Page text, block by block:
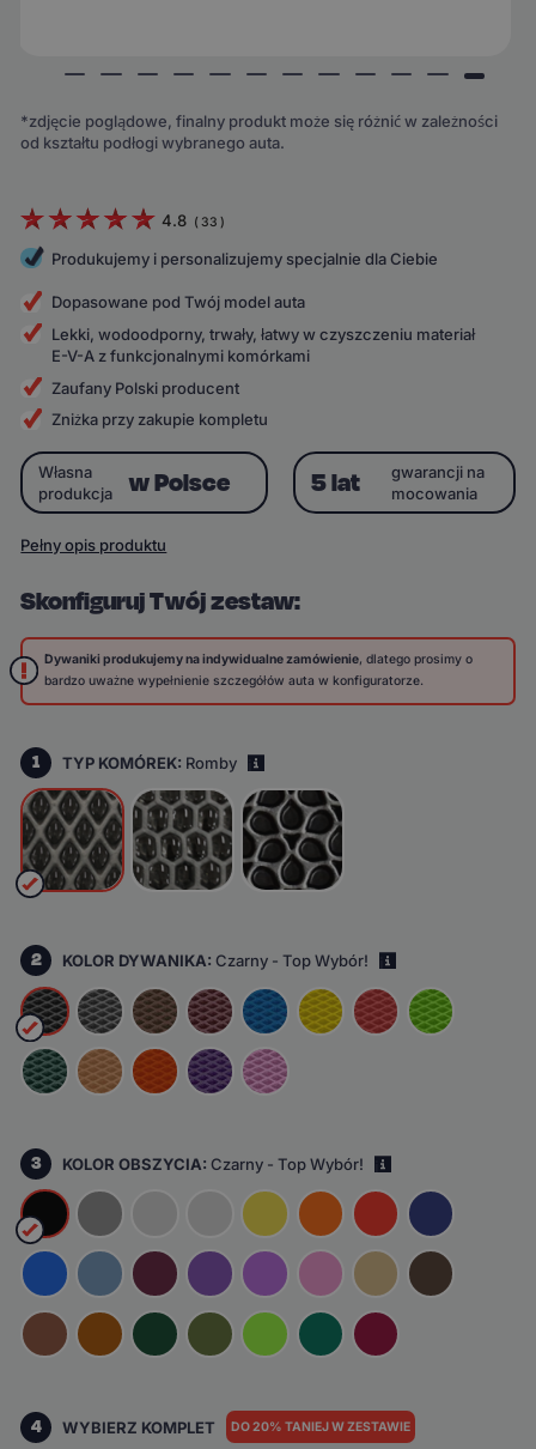
*zdjęcie poglądowe, finalny produkt może się różnić w zależności
od kształtu podłogi wybranego auta.
4.8 ( 33 )
Produkujemy i personalizujemy specjalnie dla Ciebie
Dopasowane pod Twój model auta
Lekki, wodoodporny, trwały, łatwy w czyszczeniu materiał
E-V-A z funkcjonalnymi komórkami
Zaufany Polski producent
Zniżka przy zakupie kompletu
Skonfiguruj Twój zestaw:
Dywaniki produkujemy na indywidualne zamówienie, dlatego prosimy o
bardzo uważne wypełnienie szczegółów auta w konfiguratorze.
1 TYP KOMÓREK: Romby
2 KOLOR DYWANIKA:Czarny - Top Wybór!
3 KOLOR OBSZYCIA:Czarny - Top Wybór!
4 WYBIERZ KOMPLET DO 20% TANIEJ W ZESTAWIE
Własna
produkcja
w Polsce 5 lat
gwarancji na
mocowania
Pełny opis produktu